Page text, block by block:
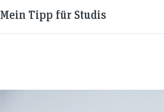
Mein Tipp für Studis